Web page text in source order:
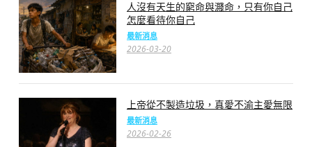
人沒有天生的窮命與濺命，只有你自己
怎麼看待你自己
最新消息
2026-03-20
上帝從不製造垃圾，真愛不渝主愛無限
最新消息
2026-02-26